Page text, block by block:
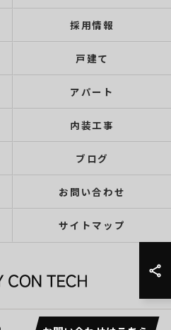
採用情報
戸建て
アパート
内装工事
ブログ
お問い合わせ
サイトマップ